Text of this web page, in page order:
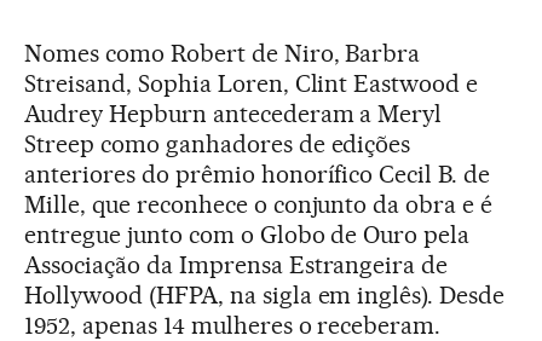
Nomes como Robert de Niro, Barbra
Streisand, Sophia Loren, Clint Eastwood e
Audrey Hepburn antecederam a Meryl
Streep como ganhadores de edições
anteriores do prêmio honorífico Cecil B. de
Mille, que reconhece o conjunto da obra e é
entregue junto com o Globo de Ouro pela
Associação da Imprensa Estrangeira de
Hollywood (HFPA, na sigla em inglês). Desde
1952, apenas 14 mulheres o receberam.